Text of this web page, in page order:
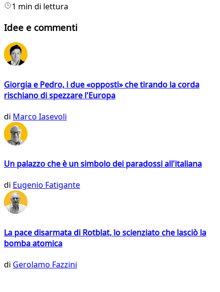
1 min di lettura
Idee e commenti
Giorgia e Pedro, i due «opposti» che tirando la corda
rischiano di spezzare l'Europa
di Marco Iasevoli
Un palazzo che è un simbolo dei paradossi all'italiana
di Eugenio Fatigante
La pace disarmata di Rotblat, lo scienziato che lasciò la
bomba atomica
di Gerolamo Fazzini